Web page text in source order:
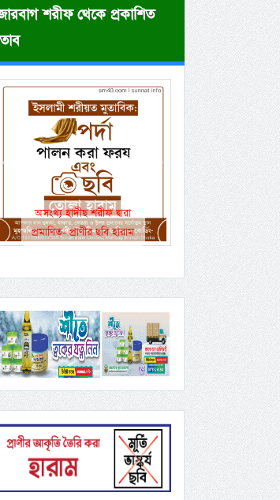
শরীফ থেকে প্রকাশিত
একই রানওয়েতে সামরিক-
বেসামরিক ফ্লাইট!